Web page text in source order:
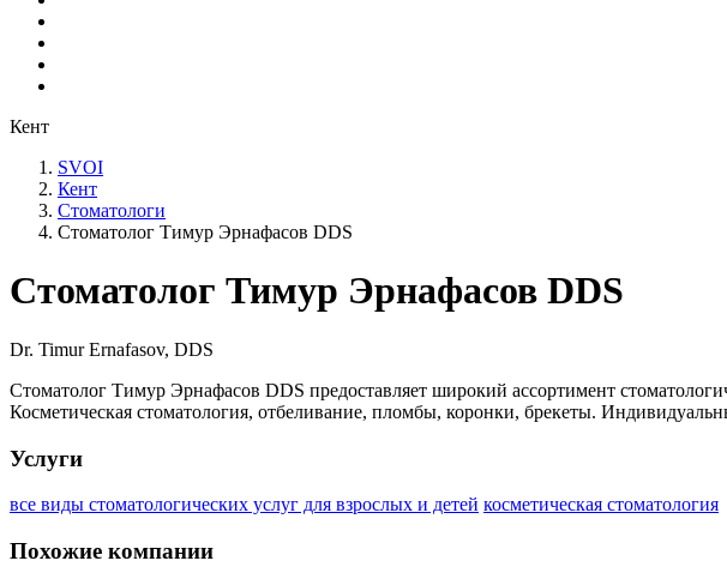
Кент
SVOI
Кент
Стоматологи
Стоматолог Тимур Эрнафасов DDS
Стоматолог Тимур Эрнафасов DDS
Dr. Timur Ernafasov, DDS
Стоматолог Тимур Эрнафасов DDS предоставляет широкий ассортимент
Косметическая стоматология, отбеливание, пломбы, коронки, брекеты.
Услуги
все виды стоматологических услуг для взрослых и детей косметическая стоматология
Похожие компании